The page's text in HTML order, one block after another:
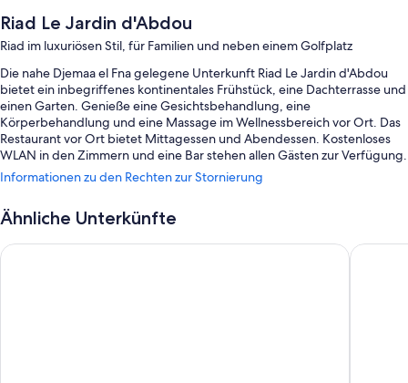
Riad Le Jardin d'Abdou
Riad im luxuriösen Stil, für Familien und neben einem Golfplatz
Die nahe Djemaa el Fna gelegene Unterkunft Riad Le Jardin d'Abdou
bietet ein inbegriffenes kontinentales Frühstück, eine Dachterrasse und
einen Garten. Genieße eine Gesichtsbehandlung, eine
Körperbehandlung und eine Massage im Wellnessbereich vor Ort. Das
Restaurant vor Ort bietet Mittagessen und Abendessen. Kostenloses
WLAN in den Zimmern und eine Bar stehen allen Gästen zur Verfügung.
Außerdem erwarten dich Extras wie:
1 Außenpool und ein Kinderbecken, mit Sonnenliegen
Ein kostenpflichtiger Flughafentransfer (Hin- und Rückfahrt),
Informationen zu den Rechten zur Stornierung
Ähnliche Unterkünfte
Riad Andalla Spa Ksar